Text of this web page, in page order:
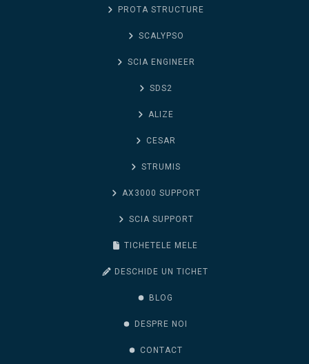
PROTA STRUCTURE
SCALYPSO
SCIA ENGINEER
SDS2
ALIZE
CESAR
STRUMIS
AX3000 SUPPORT
SCIA SUPPORT
TICHETELE MELE
DESCHIDE UN TICHET
BLOG
DESPRE NOI
CONTACT